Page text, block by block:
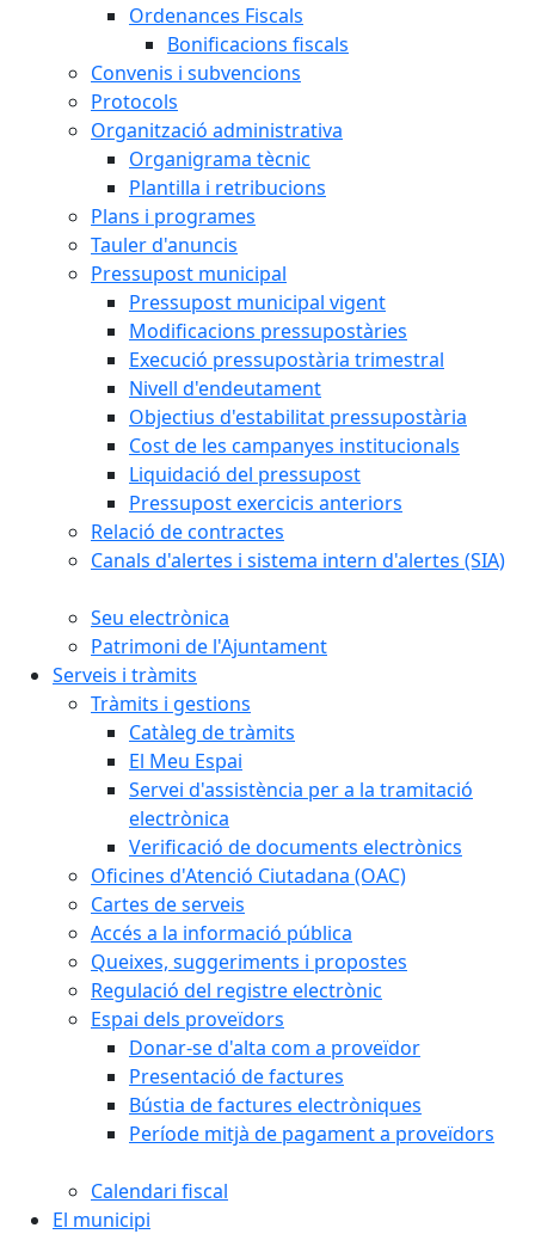
Ordenances Fiscals
Bonificacions fiscals
Convenis i subvencions
Protocols
Organització administrativa
Organigrama tècnic
Plantilla i retribucions
Plans i programes
Tauler d'anuncis
Pressupost municipal
Pressupost municipal vigent
Modificacions pressupostàries
Execució pressupostària trimestral
Nivell d'endeutament
Objectius d'estabilitat pressupostària
Cost de les campanyes institucionals
Liquidació del pressupost
Pressupost exercicis anteriors
Relació de contractes
Canals d'alertes i sistema intern d'alertes (SIA)
Seu electrònica
Patrimoni de l'Ajuntament
Serveis i tràmits
Tràmits i gestions
Catàleg de tràmits
El Meu Espai
Servei d'assistència per a la tramitació
electrònica
Verificació de documents electrònics
Oficines d'Atenció Ciutadana (OAC)
Cartes de serveis
Accés a la informació pública
Queixes, suggeriments i propostes
Regulació del registre electrònic
Espai dels proveïdors
Donar-se d'alta com a proveïdor
Presentació de factures
Bústia de factures electròniques
Període mitjà de pagament a proveïdors
Calendari fiscal
El municipi